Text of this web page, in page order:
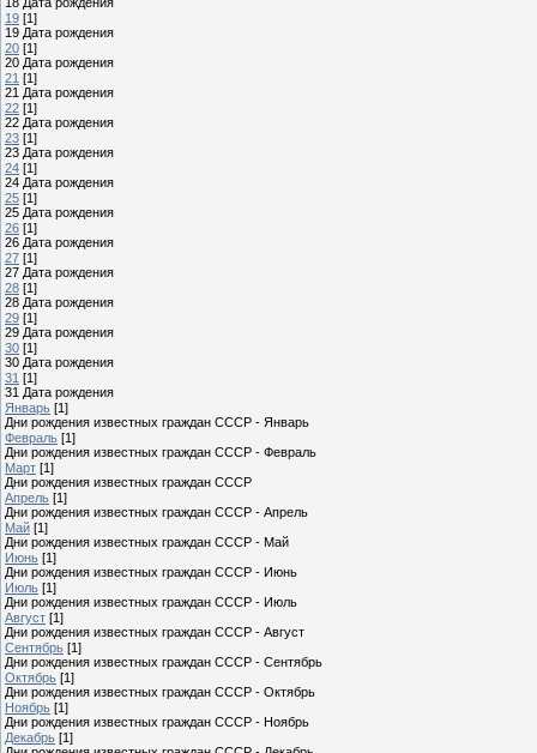
19 [1]
19 Дата рождения
20 [1]
20 Дата рождения
21 [1]
21 Дата рождения
22 [1]
22 Дата рождения
23 [1]
23 Дата рождения
24 [1]
24 Дата рождения
25 [1]
25 Дата рождения
26 [1]
26 Дата рождения
27 [1]
27 Дата рождения
28 [1]
28 Дата рождения
29 [1]
29 Дата рождения
30 [1]
30 Дата рождения
31 [1]
31 Дата рождения
Январь [1]
Дни рождения известных граждан СССР - Январь
Февраль [1]
Дни рождения известных граждан СССР - Февраль
Март [1]
Дни рождения известных граждан СССР
Апрель [1]
Дни рождения известных граждан СССР - Апрель
Май [1]
Дни рождения известных граждан СССР - Май
Июнь [1]
Дни рождения известных граждан СССР - Июнь
Июль [1]
Дни рождения известных граждан СССР - Июль
Август [1]
Дни рождения известных граждан СССР - Август
Сентябрь [1]
Дни рождения известных граждан СССР - Сентябрь
Октябрь [1]
Дни рождения известных граждан СССР - Октябрь
Ноябрь [1]
Дни рождения известных граждан СССР - Ноябрь
Декабрь [1]